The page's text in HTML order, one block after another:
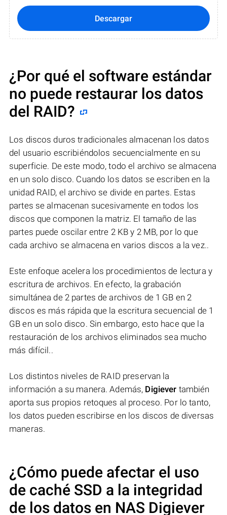
Descargar
¿Por qué el software estándar
no puede restaurar los datos
del RAID?
Los discos duros tradicionales almacenan los datos
del usuario escribiéndolos secuencialmente en su
superficie. De este modo, todo el archivo se almacena
en un solo disco. Cuando los datos se escriben en la
unidad RAID, el archivo se divide en partes. Estas
partes se almacenan sucesivamente en todos los
discos que componen la matriz. El tamaño de las
partes puede oscilar entre 2 KB y 2 MB, por lo que
cada archivo se almacena en varios discos a la vez..
Este enfoque acelera los procedimientos de lectura y
escritura de archivos. En efecto, la grabación
simultánea de 2 partes de archivos de 1 GB en 2
discos es más rápida que la escritura secuencial de 1
GB en un solo disco. Sin embargo, esto hace que la
restauración de los archivos eliminados sea mucho
más difícil..
Los distintos niveles de RAID preservan la
información a su manera. Además, Digiever también
aporta sus propios retoques al proceso. Por lo tanto,
los datos pueden escribirse en los discos de diversas
maneras.
¿Cómo puede afectar el uso
de caché SSD a la integridad
de los datos en NAS Digiever